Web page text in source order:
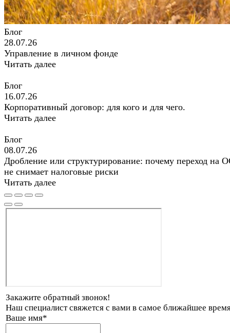
Блог
28.07.26
Управление в личном фонде
Читать далее
Блог
16.07.26
Корпоративный договор: для кого и для чего.
Читать далее
Блог
08.07.26
Дробление или структурирование: почему переход на
не снимает налоговые риски
Читать далее
Закажите обратный звонок!
Наш специалист свяжется с вами в самое ближайшее
Ваше имя*